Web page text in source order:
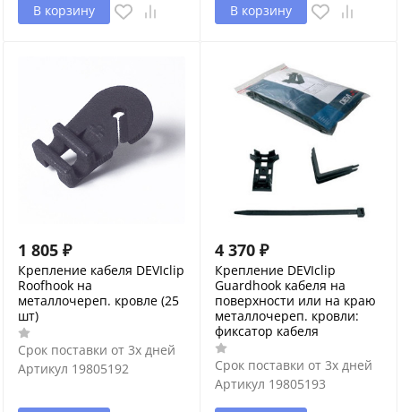
В корзину В корзину
1 805 ₽
Крепление кабеля DEVIclip
Roofhook на
металлочереп. кровле (25
шт)
Срок поставки от 3х дней
Артикул 19805192
4 370 ₽
Крепление DEVIclip
Guardhook кабеля на
поверхности или на краю
металлочереп. кровли:
фиксатор кабеля
Срок поставки от 3х дней
Артикул 19805193